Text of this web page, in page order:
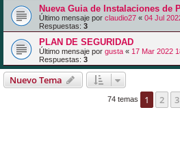
Nueva Guia de Instalaciones de
Último mensaje por claudio27 « 04 Jul
Respuestas: 3
PLAN DE SEGURIDAD
Último mensaje por gusta « 17 Mar 2022
Respuestas: 3
Nuevo Tema
74 temas 1 2 3